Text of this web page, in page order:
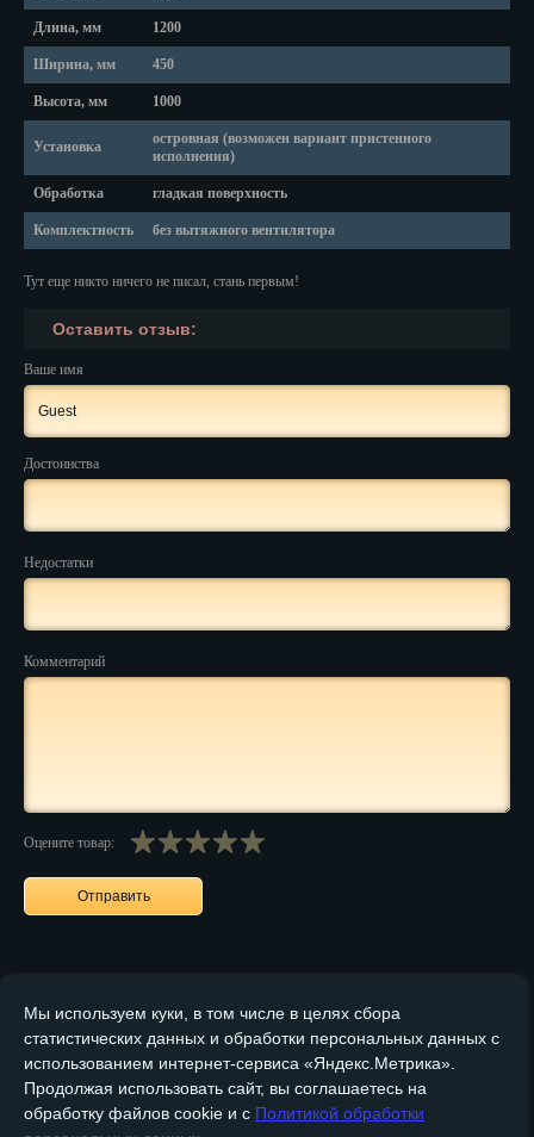
Новокузнецк
Пенза
Пермь
Салехард
Самара
Санкт-Петербург
Длина, мм 1200
Ширина, мм 450
Высота, мм 1000
Установка
островная (возможен вариант пристенного
исполнения)
Обработка гладкая поверхность
Комплектность без вытяжного вентилятора
Тут еще никто ничего не писал, стань первым!
Оставить отзыв:
Ваше имя
Достоинства
Недостатки
Комментарий
Оцените товар:
Мы используем куки, в том числе в целях сбора
статистических данных и обработки персональных данных с
использованием интернет-сервиса «Яндекс.Метрика».
Продолжая использовать сайт, вы соглашаетесь на
обработку файлов cookie и с Политикой обработки
Главная О компании Медные изделия Бронзовые изделия